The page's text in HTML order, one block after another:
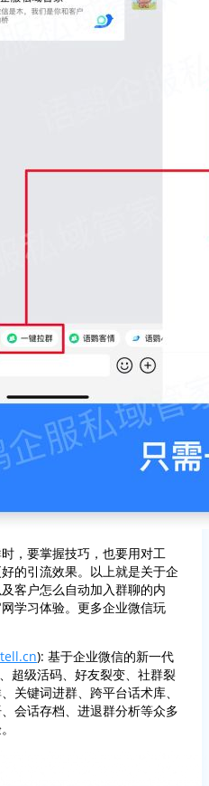
，要掌握技巧，也要用对工
的引流效果。以上就是关于企
客户怎么自动加入群聊的内
学习体验。更多企业微信玩
): 基于企业微信的新一代
超级活码、好友裂变、社群裂
关键词进群、跨平台话术库、
会话存档、进退群分析等众多